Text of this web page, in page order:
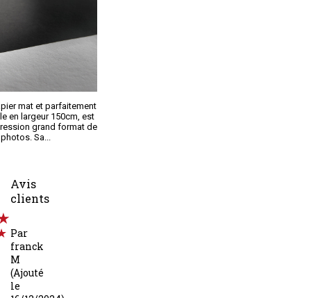
mat et parfaitement
en largeur 150cm, est
grand format de
Sa...
Avis
clients
Par
franck
M
(Ajouté
le